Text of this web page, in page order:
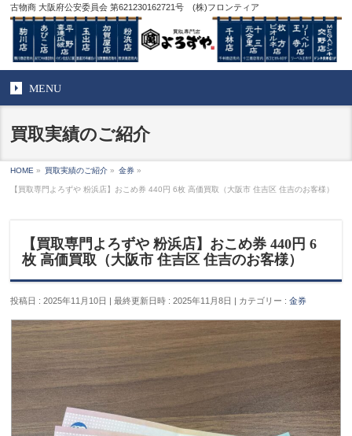
古物商 大阪府公安委員会 第621230162721号 (株)フロンティア
MENU
買取実績のご紹介
HOME » 買取実績のご紹介 » 金券 »
【買取専門よろずや 粉浜店】おこめ券 440円 6枚 高価買取（大阪市 住吉区 住吉のお客様）
【買取専門よろずや 粉浜店】おこめ券 440円 6
枚 高価買取（大阪市 住吉区 住吉のお客様）
投稿日 : 2025年11月10日 最終更新日時 : 2025年11月8日 カテゴリー :金券